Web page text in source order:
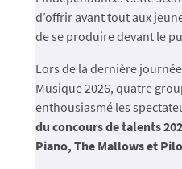
d’offrir avant tout aux
de se produire devant le
Lors de la dernière
Musique 2026, quatre
enthousiasmé les
du concours de talents
Piano, The Mallows et